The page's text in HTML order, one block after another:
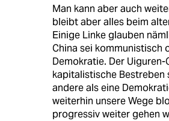
Man kann aber auch
bleibt aber alles beim
Einige Linke glauben
China sei kommunistisch
Demokratie. Der
kapitalistische Bestreben
andere als eine
weiterhin unsere Wege
progressiv weiter gehen